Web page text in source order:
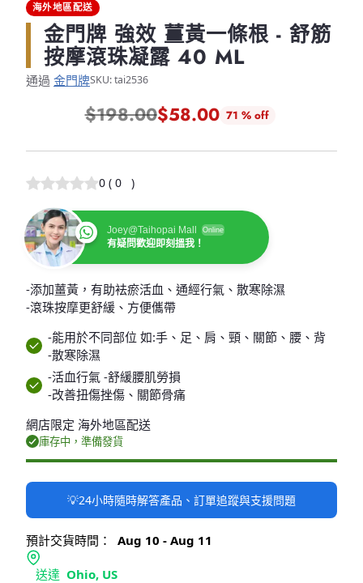
海外地區配送
金門牌 強效 薑黃一條根 - 舒筋
按摩滾珠凝露 40 ML
通過 金門牌SKU: tai2536
正
常
價
格
$198.00$58.00 71 % off
0 ( 0 )
Joey@Taihopai Mall Online
有疑問歡迎即刻搵我！
-添加薑黃，有助袪瘀活血、通經行氣、散寒除濕
-滾珠按摩更舒緩、方便儶帶
-能用於不同部位 如:手、足、肩、頸、關節、腰、背
-散寒除濕
-活血行氣 -舒緩腰肌勞損
-改善扭傷挫傷、關節骨痛
網店限定 海外地區配送
庫存中，準備發貨
💡24小時隨時解答產品、訂單追蹤與支援問題
預計交貨時間： Aug 10 - Aug 11
送達 Ohio, US